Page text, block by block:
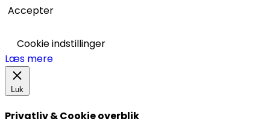
Accepter
Cookie indstillinger
Læs mere
Luk
Privatliv & Cookie overblik